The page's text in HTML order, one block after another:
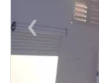
‹Previous